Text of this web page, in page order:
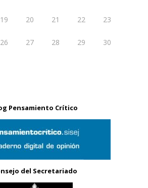
19 20 21 22 23
26 27 28 29 30
Pensamiento Crítico
del Secretariado